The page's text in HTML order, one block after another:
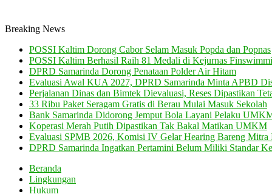
Breaking News
POSSI Kaltim Dorong Cabor Selam Masuk Popda dan Popnas
POSSI Kaltim Berhasil Raih 81 Medali di Kejurnas
DPRD Samarinda Dorong Penataan Polder Air Hitam
Evaluasi Awal KUA 2027, DPRD Samarinda Minta APBD
Perjalanan Dinas dan Bimtek Dievaluasi, Reses Dipastikan
33 Ribu Paket Seragam Gratis di Berau Mulai Masuk Sekolah
Bank Samarinda Didorong Jemput Bola Layani Pelaku
Koperasi Merah Putih Dipastikan Tak Bakal Matikan UMKM
Evaluasi SPMB 2026, Komisi IV Gelar Hearing Bareng Mitra
DPRD Samarinda Ingatkan Pertamini Belum Miliki Standar
Beranda
Lingkungan
Hukum